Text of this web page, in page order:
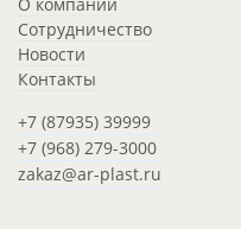
Сотрудничество
Новости
Контакты
+7 (87935) 39999
+7 (968) 279-3000
zakaz@ar-plast.ru